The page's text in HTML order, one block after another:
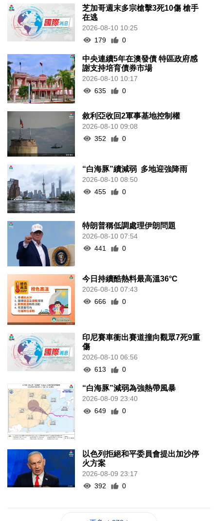
芝加哥週末多宗槍擊3死10傷 槍手
在逃
2026-08-10 10:25
179
0
中央連續5年在澳發債 特區政府感
謝支持培育債券市場
2026-08-10 10:17
635
0
敘利亞收回2軍事基地控制權
2026-08-10 09:08
352
0
“白海豚”續減弱 多地迎強降雨
2026-08-10 08:50
455
0
特朗普稱低調處理伊朗問題
2026-08-10 07:54
441
0
今日持續酷熱料最高溫36°C
2026-08-10 07:43
666
0
印尼賽車衝出賽道撞向觀眾7死9重
傷
2026-08-10 06:56
613
0
“白海豚”減弱為強熱帶風暴
2026-08-09 23:40
649
0
以色列拒絕和平委員會提出加沙停
火方案
2026-08-09 23:17
392
0